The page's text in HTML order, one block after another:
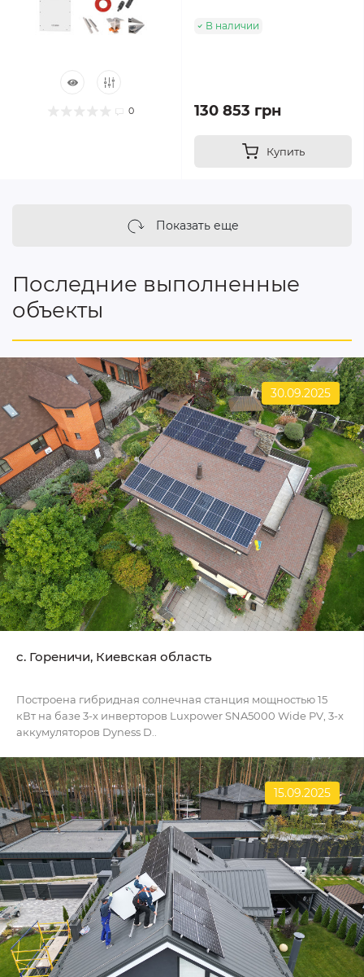
0
В наличии
130 853 грн
Купить
Показать еще
Последние выполненные
объекты
30.09.2025
c. Гореничи, Киевская область
Построена гибридная солнечная станция мощностью 15
кВт на базе 3-х инверторов Luxpower SNA5000 Wide PV, 3-х
аккумуляторов Dyness D..
15.09.2025